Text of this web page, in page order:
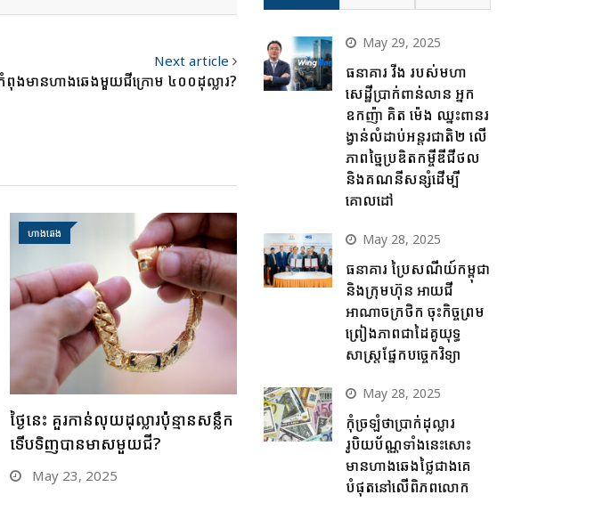
Next article
ពុងមានហាងឆេងមួយជីក្រោម ៤០០ដុល្លារ?
ហាងឆេង
ថ្ងៃនេះ គួរកាន់លុយដុល្លារប៉ុន្មានសន្លឹក
ទើបទិញបានមាសមួយជី?
May 23, 2025
May 29, 2025
ធនាគារ វីង របស់មហា
សេដ្ឋីប្រាក់ពាន់លាន អ្នក
ឧកញ៉ា គិត ម៉េង ឈ្នះពានរ
ង្វាន់លំដាប់អន្តរជាតិ២ លើ
ភាពច្នៃប្រឌិតកម្ចីឌីជីថល
និងគណនីសន្សំដើម្បី
គោលដៅ
May 28, 2025
ធនាគារ ប្រៃសណីយ៍កម្ពុជា
និងក្រុមហ៊ុន អាយជី
អាណាចក្រថិក ចុះកិច្ចព្រម
ព្រៀងភាពជាដៃគូយុទ្ធ
សាស្ត្រផ្នែកបច្ចេកវិទ្យា
May 28, 2025
កុំច្រឡំថាប្រាក់ដុល្លារ
រូបិយប័ណ្ណទាំងនេះសោះ
មានហាងឆេងថ្លៃជាងគេ
បំផុតនៅលើពិភពលោក